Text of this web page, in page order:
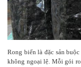
Rong biển là đặc sản
không ngoại lệ. Mỗi gói